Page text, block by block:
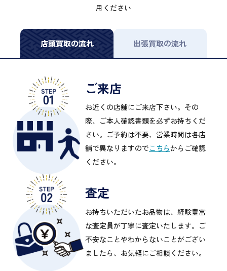
用ください
店頭買取の流れ 出張買取の流れ
ご来店
お近くの店舗にご来店下さい。その
際、ご本人確認書類を必ずお持ちくだ
さい。ご予約は不要、営業時間は各店
舗で異なりますのでこちらからご確認
ください。
査定
お持ちいただいたお品物は、経験豊富
な査定員が丁寧に査定いたします。ご
不安なことやわからないことがござい
ましたら、お気軽にご相談ください。